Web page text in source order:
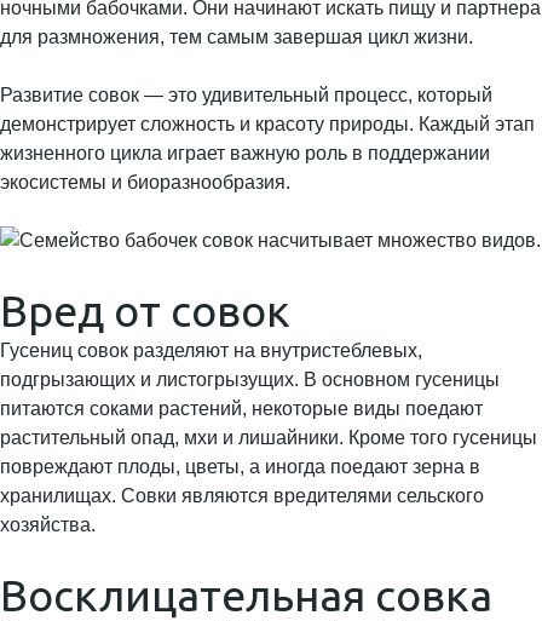
ночными бабочками. Они начинают искать пищу и партнера
для размножения, тем самым завершая цикл жизни.
Развитие совок — это удивительный процесс, который
демонстрирует сложность и красоту природы. Каждый этап
жизненного цикла играет важную роль в поддержании
экосистемы и биоразнообразия.
Вред от совок
Гусениц совок разделяют на внутристеблевых,
подгрызающих и листогрызущих. В основном гусеницы
питаются соками растений, некоторые виды поедают
растительный опад, мхи и лишайники. Кроме того гусеницы
повреждают плоды, цветы, а иногда поедают зерна в
хранилищах. Совки являются вредителями сельского
хозяйства.
Восклицательная совка